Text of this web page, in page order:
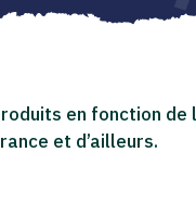
en fonction de
et d’ailleurs.